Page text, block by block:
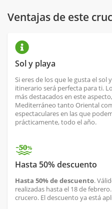
Ventajas de este
Sol y playa
Si eres de los que le gusta el sol
itinerario será perfecta para ti.
más destacados en este
Mediterráneo tanto Oriental
espectaculares en las que
prácticamente, todo el año.
Hasta 50% descuento
Hasta 50% de descuento.
realizadas hasta el 18 de
crucero. El descuento ya está